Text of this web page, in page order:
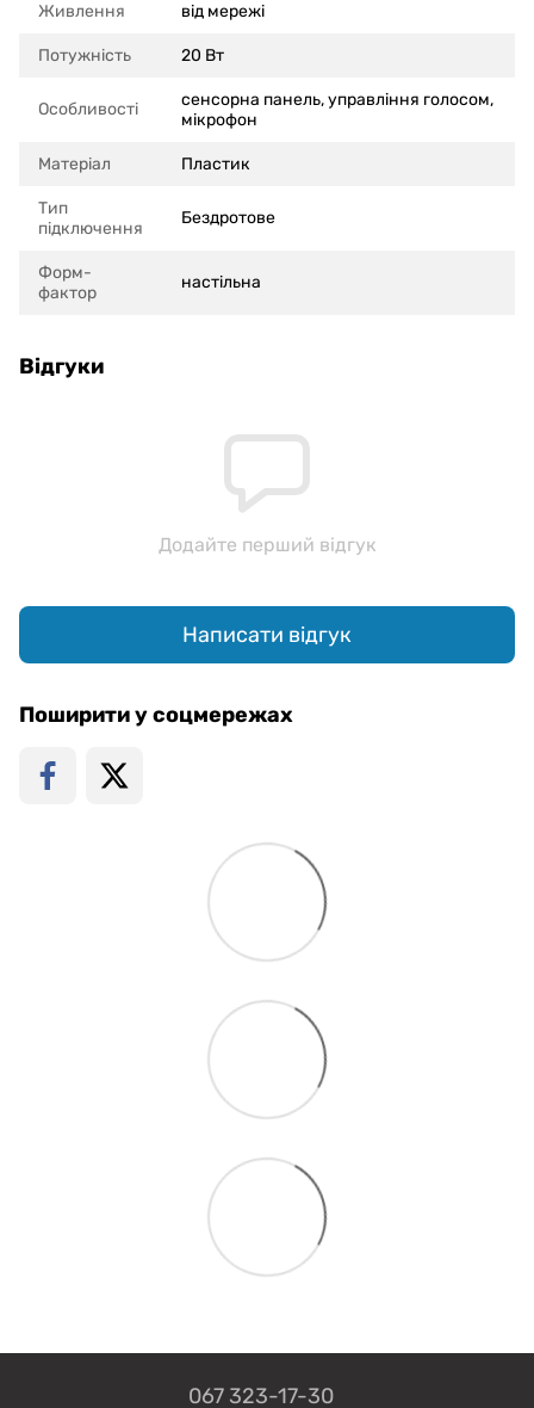
Живлення від мережі
Потужність 20 Вт
Особливості
сенсорна панель, управління голосом,
мікрофон
Матеріал Пластик
Тип
підключення
Бездротове
Форм-
фактор
настільна
Відгуки
Додайте перший відгук
Написати відгук
Поширити у соцмережах
067 323-17-30